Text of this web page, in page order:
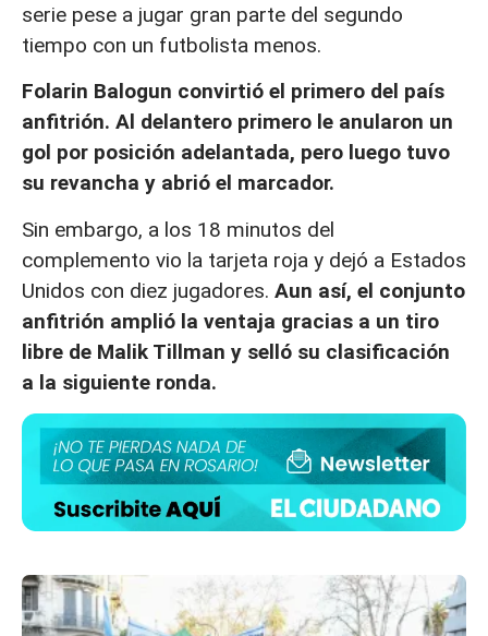
serie pese a jugar gran parte del segundo
tiempo con un futbolista menos.
Folarin Balogun convirtió el primero del país
anfitrión. Al delantero primero le anularon un
gol por posición adelantada, pero luego tuvo
su revancha y abrió el marcador.
Sin embargo, a los 18 minutos del
complemento vio la tarjeta roja y dejó a Estados
Unidos con diez jugadores. Aun así, el conjunto
anfitrión amplió la ventaja gracias a un tiro
libre de Malik Tillman y selló su clasificación
a la siguiente ronda.